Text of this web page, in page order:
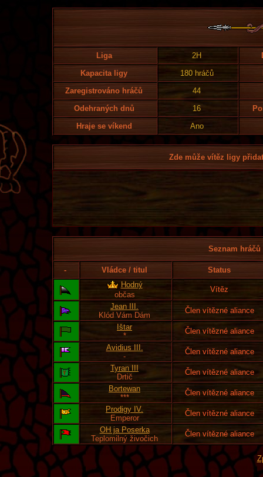
Liga 2H
Kapacita ligy
180 hráčů
Zaregistrováno hráčů
44
Odehraných dnů
16
Hraje se víkend
Ano
Zde může vítěz ligy
Seznam
- Vládce / titul
Status
Hodný
občas
Vítěz
Jean III.
Klód Vám Dám
Člen vítězné aliance
Ištar
*
Člen vítězné aliance
Avidius III.
-
Člen vítězné aliance
Tyran III
Drtič
Člen vítězné aliance
Bortewan
***
Člen vítězné aliance
Prodigy IV.
Emperor
Člen vítězné aliance
OH ja Poserka
Teplomilný živočich
Člen vítězné aliance